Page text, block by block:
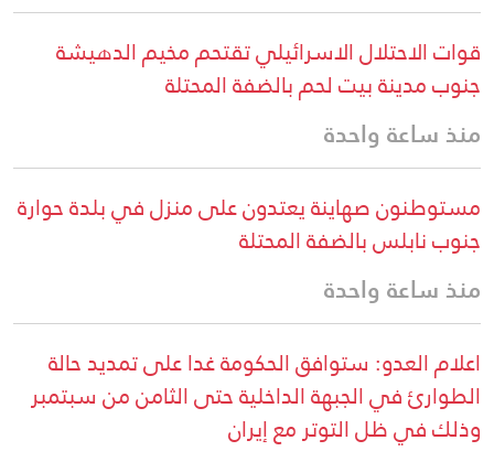
قوات الاحتلال الاسرائيلي تقتحم مخيم الدهيشة
جنوب مدينة بيت لحم بالضفة المحتلة
منذ ساعة واحدة
مستوطنون صهاينة يعتدون على منزل في بلدة حوارة
جنوب نابلس بالضفة المحتلة
منذ ساعة واحدة
اعلام العدو: ستوافق الحكومة غدا على تمديد حالة
الطوارئ في الجبهة الداخلية حتى الثامن من سبتمبر
وذلك في ظل التوتر مع إيران